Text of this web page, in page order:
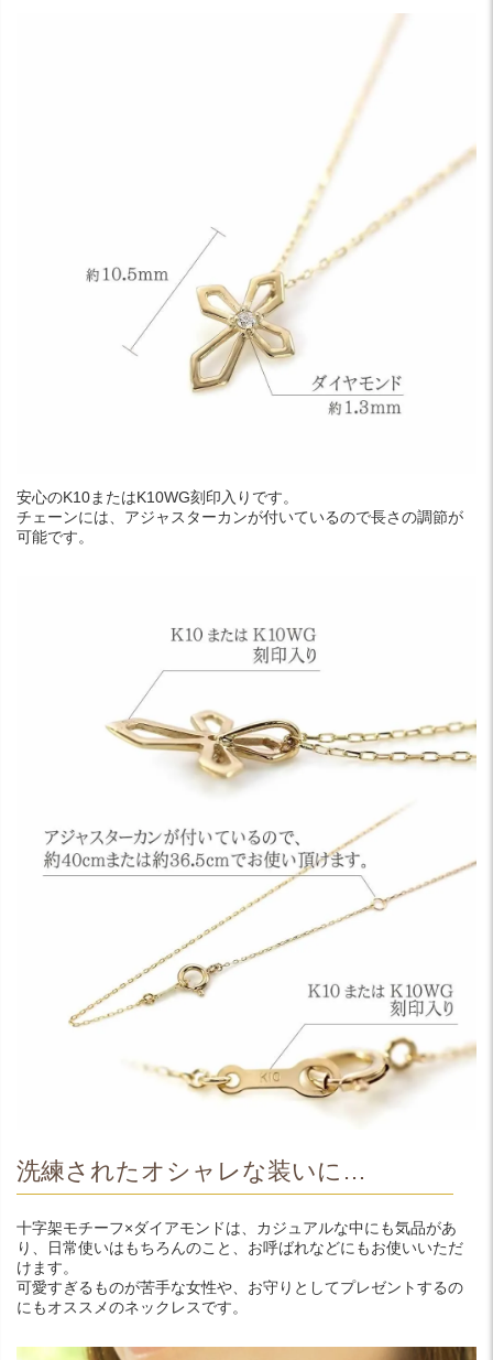
安心のK10またはK10WG刻印入りです。
チェーンには、アジャスターカンが付いているので長さの調節が
可能です。
洗練されたオシャレな装いに…
十字架モチーフ×ダイアモンドは、カジュアルな中にも気品があ
り、日常使いはもちろんのこと、お呼ばれなどにもお使いいただ
けます。
可愛すぎるものが苦手な女性や、お守りとしてプレゼントするの
にもオススメのネックレスです。